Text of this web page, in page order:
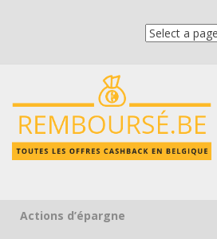
Skip to content
Actions d’épargne